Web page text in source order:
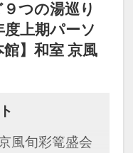
つの湯巡り
上期パーソ
】和室 京風
風旬彩篭盛会